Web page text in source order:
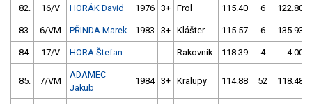
82. 16/V HORÁK David 1976 3+ Frol 115.40 6 122.80
83. 6/VM PŘINDA Marek 1983 3+ Klášter. 115.57 6 135.93
84. 17/V HORA Štefan Rakovník 118.39 4 4.00
85. 7/VM
ADAMEC
Jakub
1984 3+ Kralupy 114.88 52 118.48